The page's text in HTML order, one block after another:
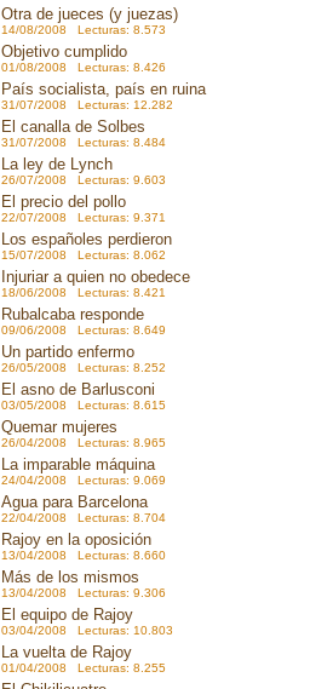
Otra de jueces (y juezas)
14/08/2008 Lecturas: 8.573
Objetivo cumplido
01/08/2008 Lecturas: 8.426
País socialista, país en ruina
31/07/2008 Lecturas: 12.282
El canalla de Solbes
31/07/2008 Lecturas: 8.484
La ley de Lynch
26/07/2008 Lecturas: 9.603
El precio del pollo
22/07/2008 Lecturas: 9.371
Los españoles perdieron
15/07/2008 Lecturas: 8.062
Injuriar a quien no obedece
18/06/2008 Lecturas: 8.421
Rubalcaba responde
09/06/2008 Lecturas: 8.649
Un partido enfermo
26/05/2008 Lecturas: 8.252
El asno de Barlusconi
03/05/2008 Lecturas: 8.615
Quemar mujeres
26/04/2008 Lecturas: 8.965
La imparable máquina
24/04/2008 Lecturas: 9.069
Agua para Barcelona
22/04/2008 Lecturas: 8.704
Rajoy en la oposición
13/04/2008 Lecturas: 8.660
Más de los mismos
13/04/2008 Lecturas: 9.306
El equipo de Rajoy
03/04/2008 Lecturas: 10.803
La vuelta de Rajoy
01/04/2008 Lecturas: 8.255